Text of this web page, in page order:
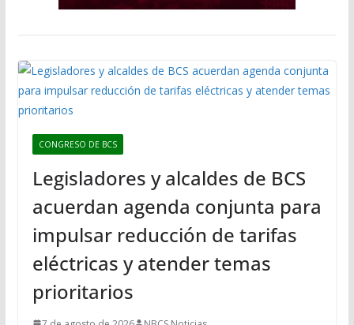
CONGRESO DE BCS
Legisladores y alcaldes de BCS
acuerdan agenda conjunta para
impulsar reducción de tarifas
eléctricas y atender temas
prioritarios